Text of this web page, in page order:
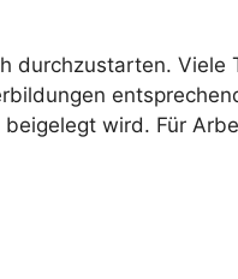
Viele
wird. Für